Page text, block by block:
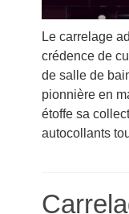
Le carrelage
crédence de
de salle de
pionnière en
étoffe sa
autocollants